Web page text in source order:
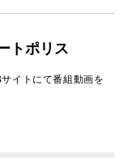
トポリス
イトにて番組動画を